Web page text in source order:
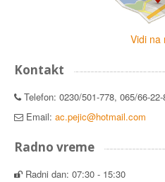
Vidi na
Kontakt
Telefon: 0230/501-778, 065/66-
Email: ac.pejic@hotmail.com
Radno vreme
Radni dan: 07:30 - 15:30